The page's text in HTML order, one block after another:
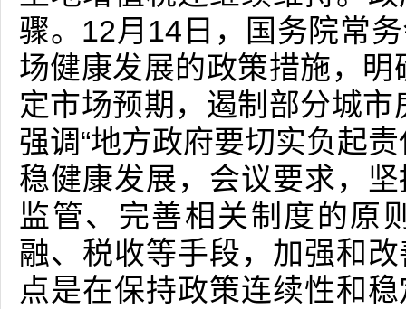
骤。12月14日，国务院常
场健康发展的政策措施，明
定市场预期，遏制部分城
强调“地方政府要切实负起
稳健康发展，会议要求，
监管、完善相关制度的原
融、税收等手段，加强和
点是在保持政策连续性和